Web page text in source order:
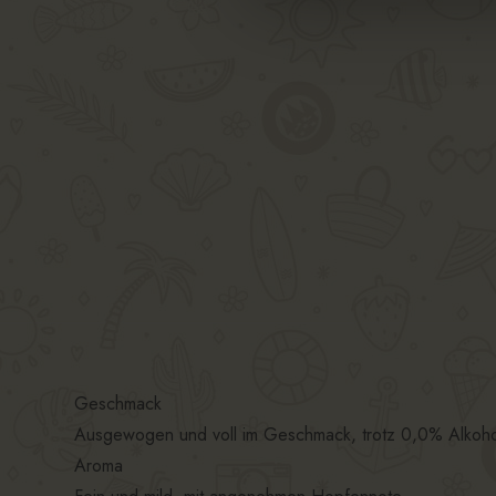
Geschmack
Ausgewogen und voll im Geschmack, trotz 0,0%
Aroma